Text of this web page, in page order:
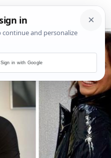
Sign in with Google